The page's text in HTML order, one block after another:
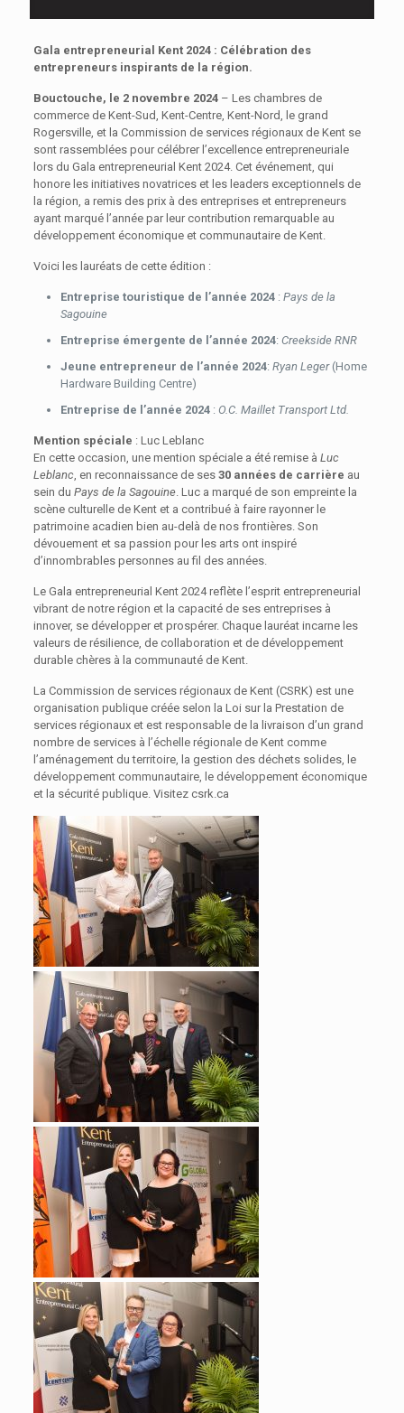
Gala entrepreneurial Kent 2024 : Célébration des
entrepreneurs inspirants de la région.
Bouctouche, le 2 novembre 2024– Les chambres de
commerce de Kent-Sud, Kent-Centre, Kent-Nord, le grand
Rogersville, et la Commission de services régionaux de Kent se
sont rassemblées pour célébrer l’excellence entrepreneuriale
lors du Gala entrepreneurial Kent 2024. Cet événement, qui
honore les initiatives novatrices et les leaders exceptionnels de
la région, a remis des prix à des entreprises et entrepreneurs
ayant marqué l’année par leur contribution remarquable au
développement économique et communautaire de Kent.
Voici les lauréats de cette édition :
Entreprise touristique de l’année 2024: Pays de la
Sagouine
Entreprise émergente de l’année 2024: Creekside RNR
Jeune entrepreneur de l’année 2024: Ryan Leger(Home
Hardware Building Centre)
Entreprise de l’année 2024: O.C. Maillet Transport Ltd.
Mention spéciale : Luc Leblanc
En cette occasion, une mention spéciale a été remise à Luc
Leblanc , en reconnaissance de ses 30 années de carrière au
sein du Pays de la Sagouine. Luc a marqué de son empreinte la
scène culturelle de Kent et a contribué à faire rayonner le
patrimoine acadien bien au-delà de nos frontières. Son
dévouement et sa passion pour les arts ont inspiré
d’innombrables personnes au fil des années.
Le Gala entrepreneurial Kent 2024 reflète l’esprit entrepreneurial
vibrant de notre région et la capacité de ses entreprises à
innover, se développer et prospérer. Chaque lauréat incarne les
valeurs de résilience, de collaboration et de développement
durable chères à la communauté de Kent.
La Commission de services régionaux de Kent (CSRK) est une
organisation publique créée selon la Loi sur la Prestation de
services régionaux et est responsable de la livraison d’un grand
nombre de services à l’échelle régionale de Kent comme
l’aménagement du territoire, la gestion des déchets solides, le
développement communautaire, le développement économique
et la sécurité publique. Visitez csrk.ca